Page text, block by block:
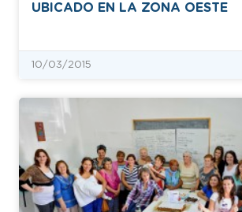
UBICADO EN LA ZONA OESTE
10/03/2015